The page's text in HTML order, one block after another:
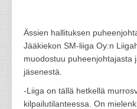
Ässien hallituksen
Jääkiekon SM-liiga Oy:n
muodostuu puheenjohtajasta
jäsenestä.
-Liiga on tällä hetkellä
kilpailutilanteessa. On